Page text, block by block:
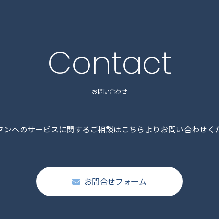
Contact
お問い合わせ
ンへのサービスに関するご相談はこちらよりお問い合わせく
お問合せフォーム